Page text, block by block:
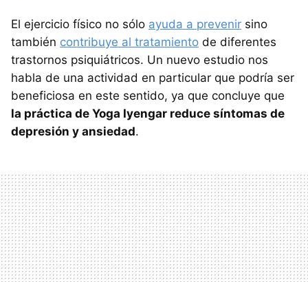
El ejercicio físico no sólo ayuda a prevenir sino
también contribuye al tratamiento de diferentes
trastornos psiquiátricos. Un nuevo estudio nos
habla de una actividad en particular que podría ser
beneficiosa en este sentido, ya que concluye que
la práctica de Yoga Iyengar reduce síntomas de
depresión y ansiedad.